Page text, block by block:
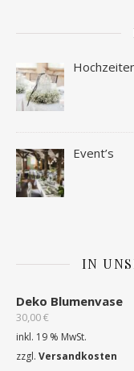
Event’s
IN
Deko Blumenvase
30,00€
inkl. 19 % MwSt.
zzgl. Versandkosten